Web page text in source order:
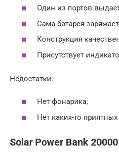
Один из портов
Сама батарея
Конструкция
Присутствует
Недостатки:
Нет фонарика;
Нет каких-то
Solar Power Bank 20000